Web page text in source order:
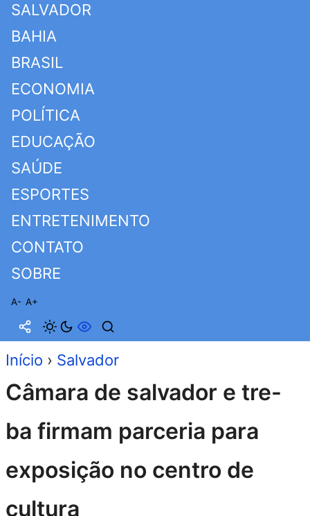
SALVADOR
BAHIA
BRASIL
ECONOMIA
POLÍTICA
EDUCAÇÃO
SAÚDE
ESPORTES
ENTRETENIMENTO
CONTATO
SOBRE
A- A+
Início › Salvador
Câmara de salvador e tre-
ba firmam parceria para
exposição no centro de
cultura